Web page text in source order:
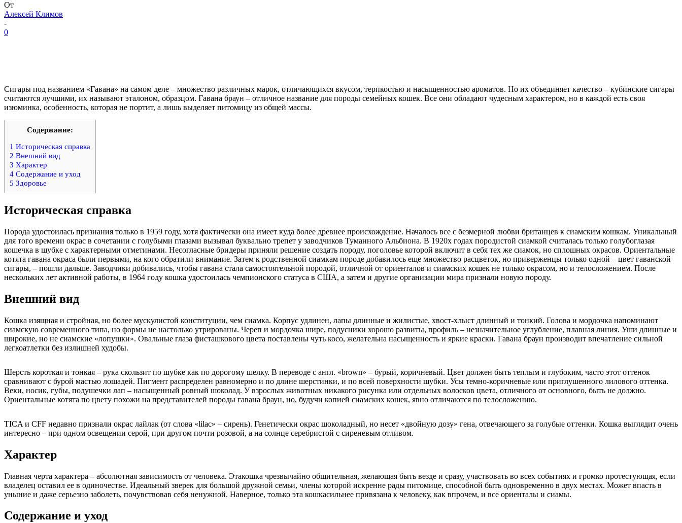
От
Алексей Климов
-
0
Сигары под названием «Гавана» на самом деле – множество различных марок, отличающихся вкусом, терпкостью и насыщенностью ароматов. Но их объединяет качество – кубинские сигары
считаются лучшими, их называют эталоном, образцом. Гавана браун – отличное название для породы семейных кошек. Все они обладают чудесным характером, но в каждой есть своя
изюминка, особенность, которая не портит, а лишь выделяет питомицу из общей массы.
Содержание:
1 Историческая справка
2 Внешний вид
3 Характер
4 Содержание и уход
5 Здоровье
Историческая справка
Порода удостоилась признания только в 1959 году, хотя фактически она имеет куда более древнее происхождение. Началось все с безмерной любви британцев к сиамским кошкам. Уникальный
для того времени окрас в сочетании с голубыми глазами вызывал буквально трепет у заводчиков Туманного Альбиона. В 1920х годах породистой сиамкой считалась только голубоглазая
кошечка в шубке с характерными отметинами. Несогласные бридеры приняли решение создать породу, поголовье которой включит в себя тех же сиамок, но сплошных окрасов. Ориентальные
котята гавана окраса были первыми, на кого обратили внимание. Затем к родственной сиамкам породе добавилось еще множество расцветок, но приверженцы только одной – цвет гаванской
сигары, – пошли дальше. Заводчики добивались, чтобы гавана стала самостоятельной породой, отличной от ориенталов и сиамских кошек не только окрасом, но и телосложением. После
нескольких лет активной работы, в 1964 году кошка удостоилась чемпионского статуса в США, а затем и другие организации мира признали новую породу.
Внешний вид
Кошка изящная и стройная, но более мускулистой конституции, чем сиамка. Корпус удлинен, лапы длинные и жилистые, хвост-хлыст длинный и тонкий. Голова и мордочка напоминают
сиамскую современного типа, но формы не настолько утрированы. Череп и мордочка шире, подусники хорошо развиты, профиль – незначительное углубление, плавная линия. Уши длинные и
широкие, но не сиамские «лопушки». Овальные глаза фисташкового цвета поставлены чуть косо, желательна насыщенность и яркие краски. Гавана браун производит впечатление сильной
легкоатлетки без излишней худобы.
Шерсть короткая и тонкая – рука скользит по шубке как по дорогому шелку. В переводе с англ. «brown» – бурый, коричневый. Цвет должен быть теплым и глубоким, часто этот оттенок
сравнивают с бурой мастью лошадей. Пигмент распределен равномерно и по длине шерстинки, и по всей поверхности шубки. Усы темно-коричневые или приглушенного лилового оттенка.
Веки, носик, губы, подушечки лап – насыщенный ровный шоколад. У взрослых животных никакого рисунка или отдельных волосков цвета, отличного от основного, быть не должно.
Ориентальные котята по цвету похожи на представителей породы гавана браун, но, будучи копией сиамских кошек, явно отличаются по телосложению.
TICA и CFF недавно признали окрас лайлак (от слова «lilac» – сирень). Генетически окрас шоколадный, но несет «двойную дозу» гена, отвечающего за голубые оттенки. Кошка выглядит очень
интересно – при одном освещении серой, при другом почти розовой, а на солнце серебристой с сиреневым отливом.
Характер
Главная черта характера – абсолютная зависимость от человека. Этакошка чрезвычайно общительная, желающая быть везде и сразу, участвовать во всех событиях и громко протестующая, если
владелец оставил ее в одиночестве. Идеальный зверек для большой дружной семьи, члены которой искренне рады питомице, способной быть одновременно в двух местах. Может впасть в
уныние и даже серьезно заболеть, почувствовав себя ненужной. Наверное, только эта кошкасильнее привязана к человеку, как впрочем, и все ориенталы и сиамы.
Содержание и уход